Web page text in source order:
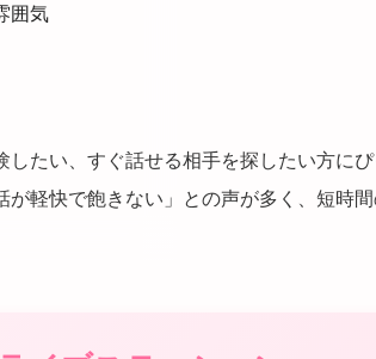
囲気
したい、すぐ話せる相手を探したい方に
が軽快で飽きない」との声が多く、短時